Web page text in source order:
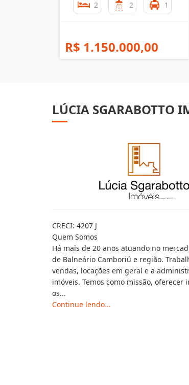
2 2 1
R$ 1.150.000,00
LÚCIA SGARABOTTO
CRECI: 4207 J
Quem Somos
Há mais de 20 anos atuando no
de Balneário Camboriú e região.
vendas, locações em geral e a
imóveis. Temos como missão, oferecer
os...
Continue lendo...